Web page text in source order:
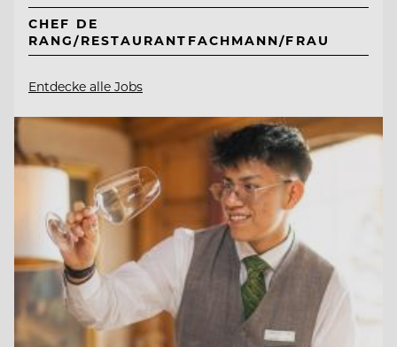
CHEF DE
RANG/RESTAURANTFACHMANN/FRAU
Entdecke alle Jobs